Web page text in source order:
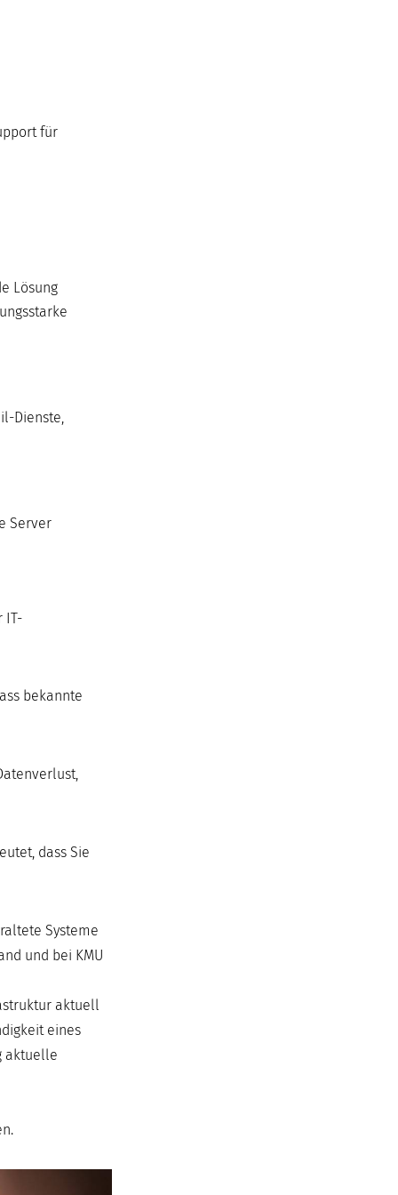
für
Lösung
Dienste,
Server
IT-
bekannte
dass Sie
Systeme
und bei KMU
aktuell
eines
aktuelle